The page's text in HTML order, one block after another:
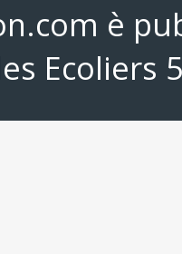
è
Ecoliers